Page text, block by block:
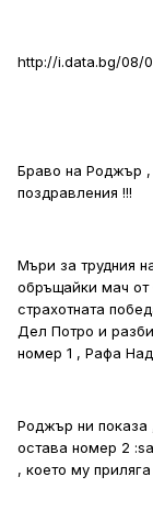
http://i.data.bg/08/
Браво на Роджър
поздравления !!!
Мъри за трудния
обръщайки мач
страхотната
Дел Потро и
номер 1 , Рафа
Роджър ни показа
остава номер 2
, което му